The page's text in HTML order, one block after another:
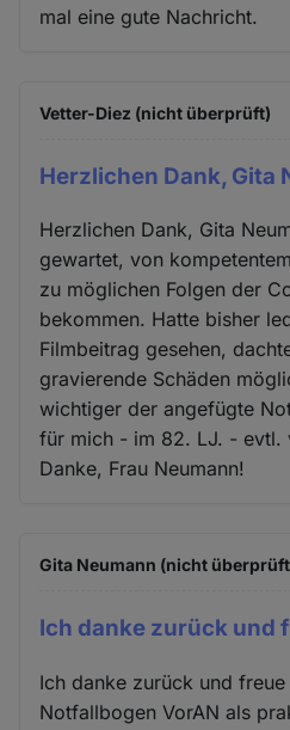
mal eine gute Nachricht.
Vetter-Diez (nicht überprüft)
Herzlichen Dank, Gita
Herzlichen Dank, Gita
gewartet, von
zu möglichen Folgen der
bekommen. Hatte bisher
Filmbeitrag gesehen,
gravierende Schäden
wichtiger der angefügte
für mich - im 82. LJ. - evtl.
Danke, Frau Neumann!
Gita Neumann (nicht
Ich danke zurück und
Ich danke zurück und
Notfallbogen VorAN als